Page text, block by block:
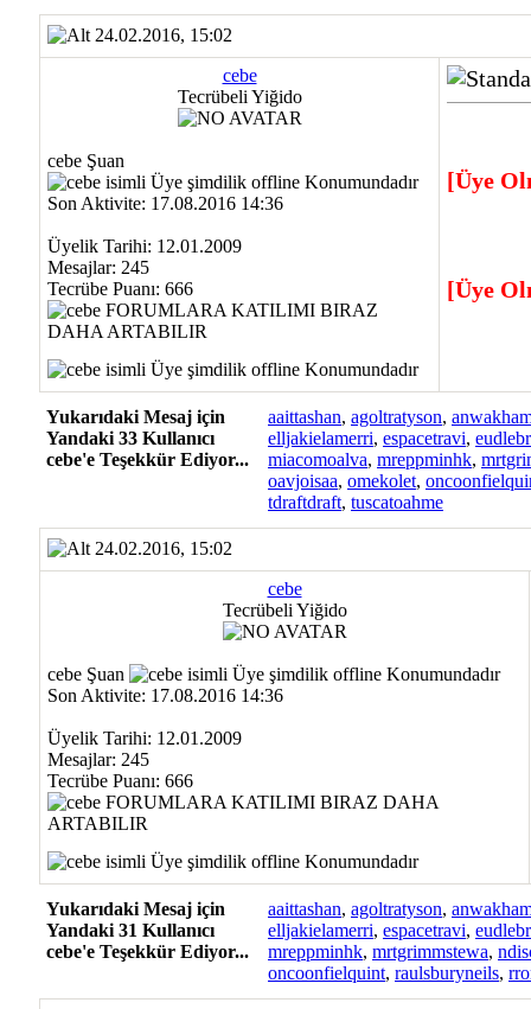
24.02.2016, 15:02
cebe
Tecrübeli Yiğido
cebe Şuan
Son Aktivite: 17.08.2016 14:36
Üyelik Tarihi: 12.01.2009
Mesajlar: 245
Tecrübe Puanı: 666
[Üye
[Üye
Yukarıdaki Mesaj için
Yandaki 33 Kullanıcı
cebe'e Teşekkür Ediyor...
aaittashan, agoltratyson,
elljakielamerri, espacetravi,
miacomoalva, mreppminhk,
oavjoisaa, omekolet,
tdraftdraft, tuscatoahme
24.02.2016, 15:02
cebe
Tecrübeli Yiğido
cebe Şuan
Son Aktivite: 17.08.2016 14:36
Üyelik Tarihi: 12.01.2009
Mesajlar: 245
Tecrübe Puanı: 666
Yukarıdaki Mesaj için
Yandaki 31 Kullanıcı
cebe'e Teşekkür Ediyor...
aaittashan, agoltratyson,
elljakielamerri, espacetravi,
mreppminhk, mrtgrimmstewa,
oncoonfielquint, raulsburyneils,